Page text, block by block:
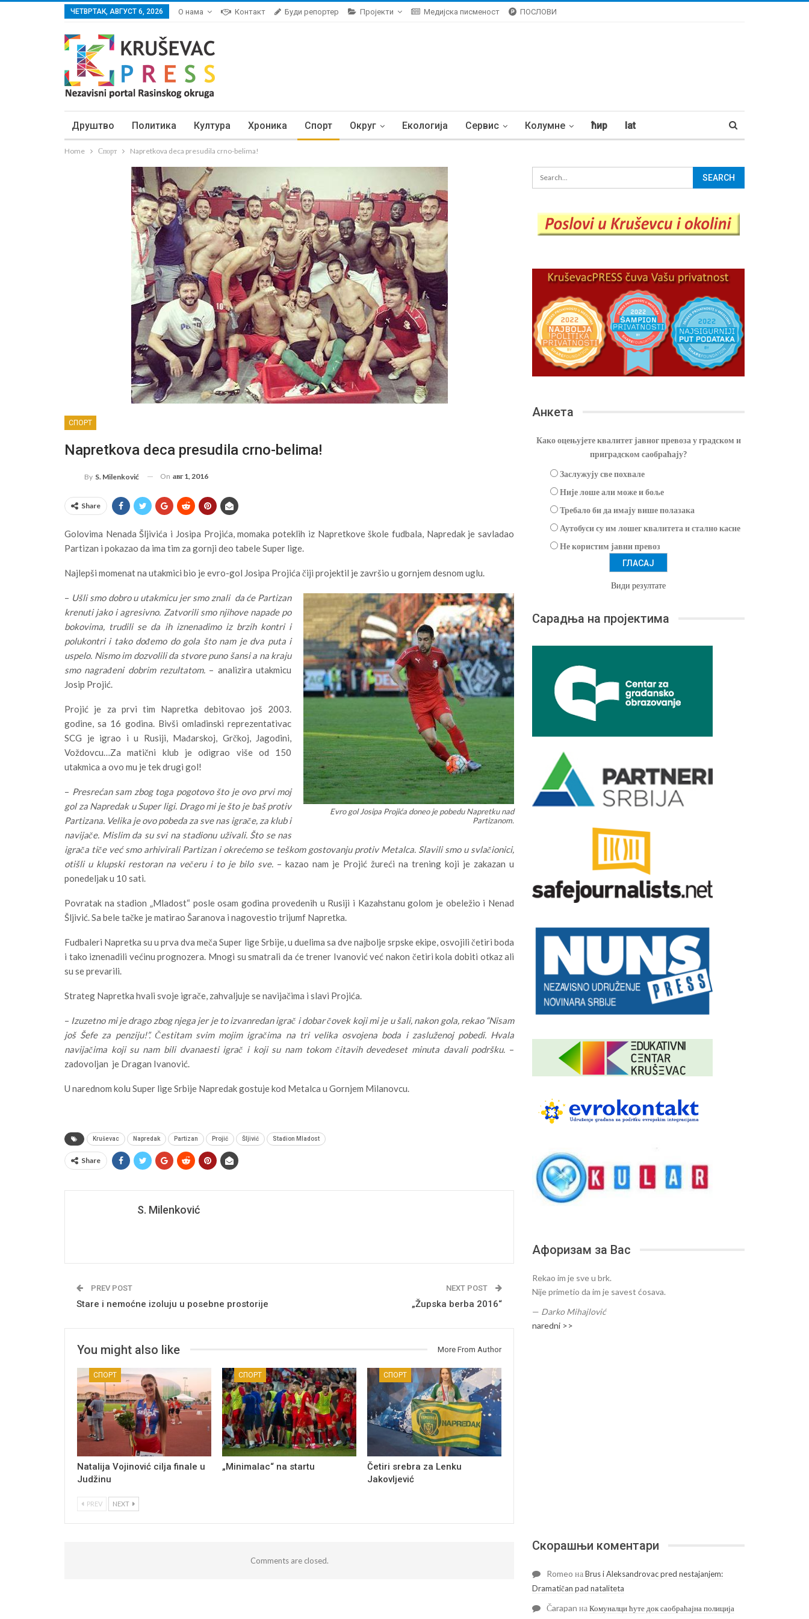
ЧЕТВРТАК, АВГУСТ 6, 2026 О нама Контакт Буди репортер Пројекти Медијска писменост ПОСЛОВИ
Друштво Политика Култура Хроника Спорт Округ Екологија Сервис Колумне ћир lat
Home Спорт Napretkova deca presudila crno-belima!
СПОРТ
Napretkova deca presudila crno-belima!
By S. Milenković On авг 1, 2016
Share
Golovima Nenada Šljivića i Josipa Projića, momaka poteklih iz Napretkove škole fudbala, Napredak je savladao
Partizan i pokazao da ima tim za gornji deo tabele Super lige.
Najlepši momenat na utakmici bio je evro-gol Josipa Projića čiji projektil je završio u gornjem desnom uglu.
Evro gol Josipa Projića doneo je pobedu Napretku nad
Partizanom.
– Ušli smo dobro u utakmicu jer smo znali da će Partizan
krenuti jako i agresivno. Zatvorili smo njihove napade po
bokovima, trudili se da ih iznenadimo iz brzih kontri i
polukontri i tako dođemo do gola što nam je dva puta i
uspelo. Nismo im dozvolili da stvore puno šansi a na kraju
smo nagrađeni dobrim rezultatom. – analizira utakmicu
Josip Projić.
Projić je za prvi tim Napretka debitovao još 2003.
godine, sa 16 godina. Bivši omladinski reprezentativac
SCG je igrao i u Rusiji, Mađarskoj, Grčkoj, Jagodini,
Voždovcu…Za matični klub je odigrao više od 150
utakmica a ovo mu je tek drugi gol!
– Presrećan sam zbog toga pogotovo što je ovo prvi moj
gol za Napredak u Super ligi. Drago mi je što je baš protiv
Partizana. Velika je ovo pobeda za sve nas igrače, za klub i
navijače. Mislim da su svi na stadionu uživali. Što se nas
igrača tiče već smo arhivirali Partizan i okrećemo se teškom gostovanju protiv Metalca. Slavili smo u svlačionici,
otišli u klupski restoran na večeru i to je bilo sve.– kazao nam je Projić žureći na trening koji je zakazan u
ponedeljak u 10 sati.
Povratak na stadion „Mladost“ posle osam godina provedenih u Rusiji i Kazahstanu golom je obeležio i Nenad
Šljivić. Sa bele tačke je matirao Šaranova i nagovestio trijumf Napretka.
Fudbaleri Napretka su u prva dva meča Super lige Srbije, u duelima sa dve najbolje srpske ekipe, osvojili četiri boda
i tako iznenadili većinu prognozera. Mnogi su smatrali da će trener Ivanović već nakon četiri kola dobiti otkaz ali
su se prevarili.
Strateg Napretka hvali svoje igrače, zahvaljuje se navijačima i slavi Projića.
– Izuzetno mi je drago zbog njega jer je to izvanredan igrač i dobar čovek koji mi je u šali, nakon gola, rekao “Nisam
još Šefe za penziju!”. Čestitam svim mojim igračima na tri velika osvojena boda i zasluženoj pobedi. Hvala
navijačima koji su nam bili dvanaesti igrač i koji su nam tokom čitavih devedeset minuta davali podršku. –
zadovoljan je Dragan Ivanović.
U narednom kolu Super lige Srbije Napredak gostuje kod Metalca u Gornjem Milanovcu.
Kruševac Napredak Partizan Projić Šljivić Stadion Mladost
Share
S. Milenković
PREV POST
Stare i nemoćne izoluju u posebne prostorije
NEXT POST
„Župska berba 2016“
You might also like More From Author
СПОРТ
Natalija Vojinović cilja finale u
Judžinu
СПОРТ
„Minimalac“ na startu
СПОРТ
Četiri srebra za Lenku
Jakovljević
PREV NEXT
Comments are closed.
Анкета
Како оцењујете квалитет јавног превоза у градском и
приградском саобраћају?
Заслужују све похвале
Није лоше али може и боље
Требало би да имају више полазака
Аутобуси су им лошег квалитета и стално касне
Не користим јавни превоз
Види резултате
Сарадња на пројектима
Афоризам за Вас
Rekao im je sve u brk.
Nije primetio da im je savest ćosava.
— Darko Mihajlović
naredni >>
Скорашњи коментари
Romeo наBrus i Aleksandrovac pred nestajanjem:
Dramatičan pad nataliteta
Čarapan наКомуналци ћуте док саобраћајна полиција